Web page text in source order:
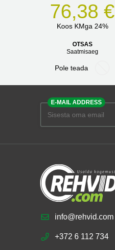
76,38 €
Koos KMga 24%
OTSAS
Saatmisaeg
Pole teada
E-MAIL ADDRESS
info@rehvid.com
+372 6 112 734